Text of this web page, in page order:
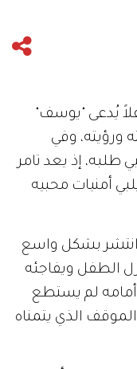
يُدعى "يوسف"
ورؤيته، وفي
طلبه، إذ يعد تامر
أمنيات محبيه
انتشر بشكل واسع
الطفل ويفاجئه
أمامه لم يستطع
الذي يتمناه